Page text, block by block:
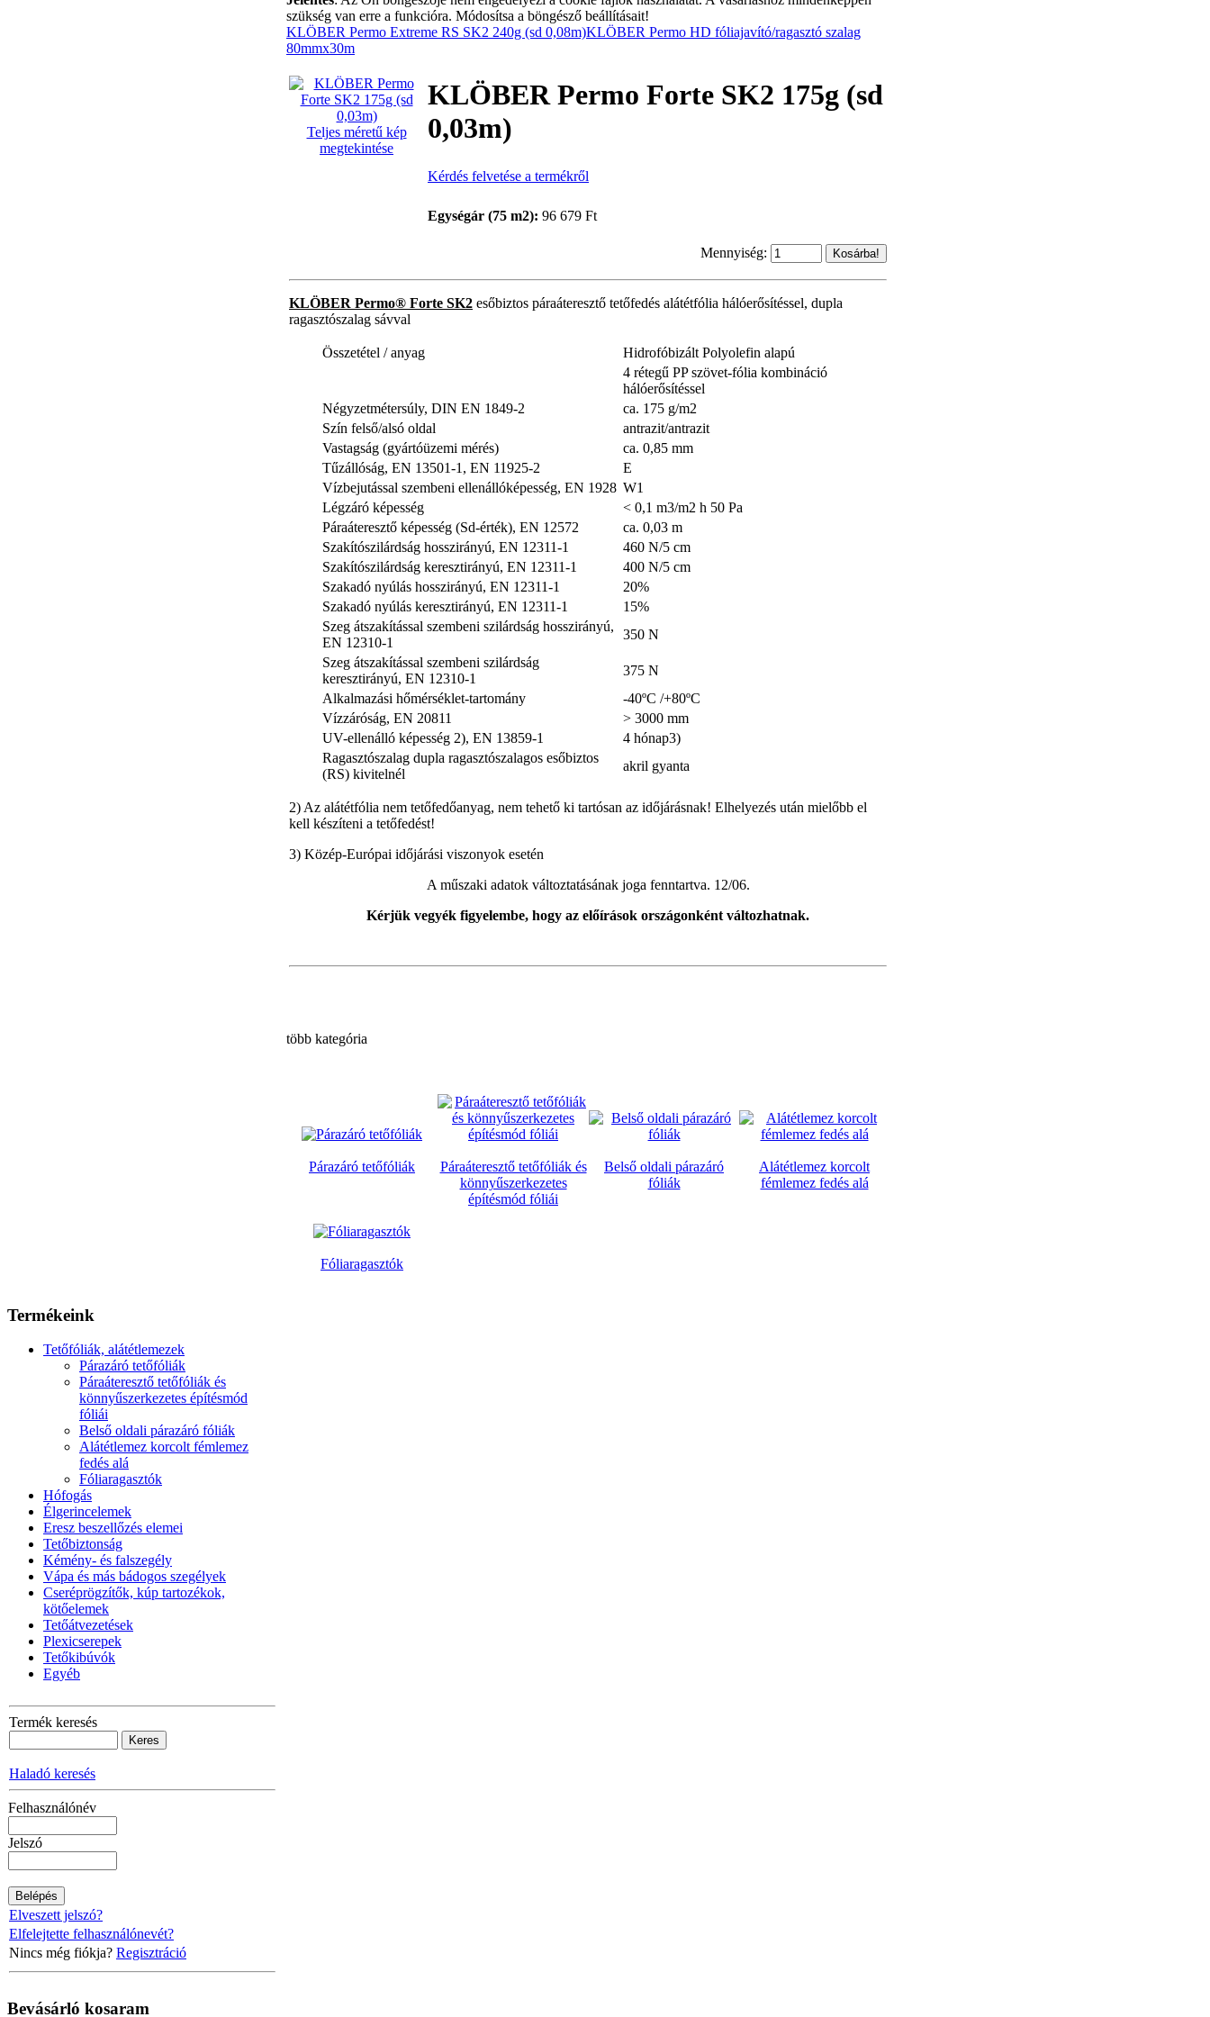
szükség van erre a funkcióra. Módosítsa a böngésző beállításait!
KLÖBER Permo Extreme RS SK2 240g (sd 0,08m)KLÖBER Permo HD fóliajavító/ragasztó szalag
80mmx30m
Teljes méretű kép
megtekintése
KLÖBER Permo Forte SK2 175g (sd
0,03m)
Kérdés felvetése a termékről
Egységár (75 m2): 96 679 Ft
Mennyiség:
KLÖBER Permo® Forte SK2 esőbiztos páraáteresztő tetőfedés alátétfólia hálóerősítéssel, dupla
ragasztószalag sávval
Összetétel / anyag
Hidrofóbizált Polyolefin alapú
4 rétegű PP szövet-fólia kombináció
hálóerősítéssel
Négyzetmétersúly, DIN EN 1849-2
ca. 175 g/m2
Szín felső/alsó oldal
antrazit/antrazit
Vastagság (gyártóüzemi mérés)
ca. 0,85 mm
Tűzállóság, EN 13501-1, EN 11925-2
E
Vízbejutással szembeni ellenállóképesség, EN 1928 W1
Légzáró képesség
< 0,1 m3/m2 h 50 Pa
Páraáteresztő képesség (Sd-érték), EN 12572
ca. 0,03 m
Szakítószilárdság hosszirányú, EN 12311-1
460 N/5 cm
Szakítószilárdság keresztirányú, EN 12311-1
400 N/5 cm
Szakadó nyúlás hosszirányú, EN 12311-1
20%
Szakadó nyúlás keresztirányú, EN 12311-1
15%
Szeg átszakítással szembeni szilárdság hosszirányú,
EN 12310-1
350 N
Szeg átszakítással szembeni szilárdság
keresztirányú, EN 12310-1
375 N
Alkalmazási hőmérséklet-tartomány
-40ºC /+80ºC
Vízzáróság, EN 20811
> 3000 mm
UV-ellenálló képesség 2), EN 13859-1
4 hónap3)
Ragasztószalag dupla ragasztószalagos esőbiztos
(RS) kivitelnél
akril gyanta
2) Az alátétfólia nem tetőfedőanyag, nem tehető ki tartósan az időjárásnak! Elhelyezés után mielőbb el
kell készíteni a tetőfedést!
3) Közép-Európai időjárási viszonyok esetén
A műszaki adatok változtatásának joga fenntartva. 12/06.
Kérjük vegyék figyelembe, hogy az előírások országonként változhatnak.
több kategória
Párazáró tetőfóliák
Páraáteresztő tetőfóliák és
könnyűszerkezetes
építésmód fóliái
Belső oldali párazáró
fóliák
Alátétlemez korcolt
fémlemez fedés alá
Fóliaragasztók
Termékeink
Tetőfóliák, alátétlemezek
Párazáró tetőfóliák
Páraáteresztő tetőfóliák és
könnyűszerkezetes építésmód
fóliái
Belső oldali párazáró fóliák
Alátétlemez korcolt fémlemez
fedés alá
Fóliaragasztók
Hófogás
Élgerincelemek
Eresz beszellőzés elemei
Tetőbiztonság
Kémény- és falszegély
Vápa és más bádogos szegélyek
Cseréprögzítők, kúp tartozékok,
kötőelemek
Tetőátvezetések
Plexicserepek
Tetőkibúvók
Egyéb
Termék keresés
Haladó keresés
Felhasználónév
Jelszó
Elveszett jelszó?
Elfelejtette felhasználónevét?
Nincs még fiókja? Regisztráció
Bevásárló kosaram